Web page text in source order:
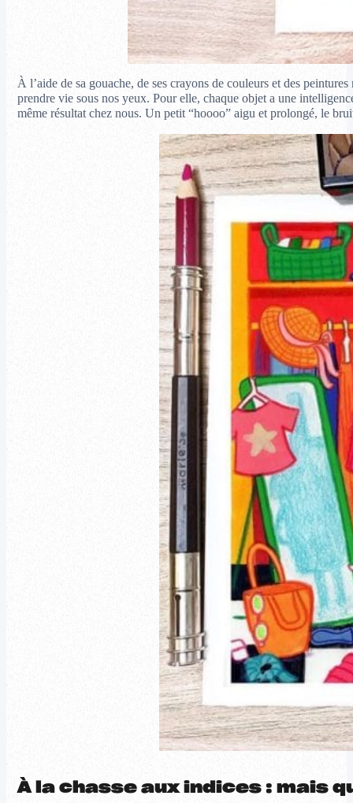
À l’aide de sa gouache, de ses crayons de couleurs et des
prendre vie sous nos yeux. Pour elle, chaque objet a une
même résultat chez nous. Un petit “hoooo” aigu et prolongé, le
À la chasse aux indices : mais